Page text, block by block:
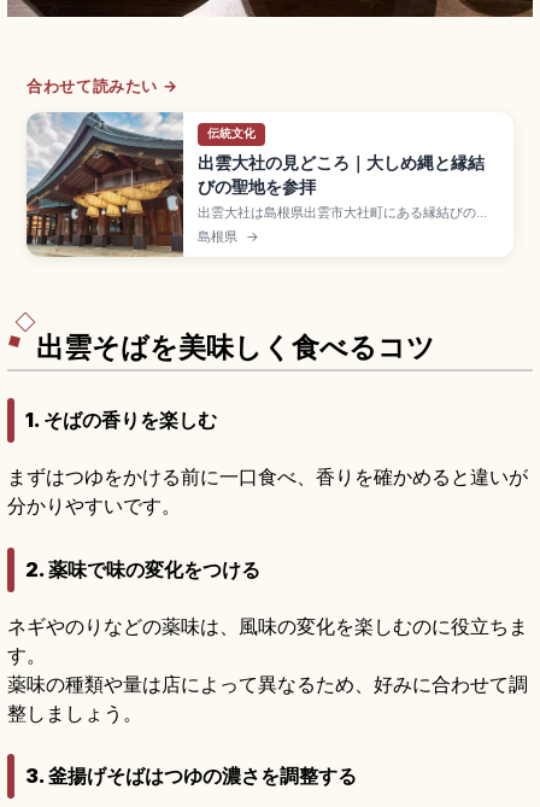
合わせて読みたい →
伝統文化
出雲大社の見どころ｜大しめ縄と縁結
びの聖地を参拝
出雲大社は島根県出雲市大社町にある縁結びの神
様・大国主大神を祀る古社で、「古事記」「日本
書紀」にも記される日本最古級の神社。延享元年
島根県 →
出雲そばを美味しく食べるコツ
1. そばの香りを楽しむ
まずはつゆをかける前に一口食べ、香りを確かめると違いが
分かりやすいです。
2. 薬味で味の変化をつける
ネギやのりなどの薬味は、風味の変化を楽しむのに役立ちま
す。
薬味の種類や量は店によって異なるため、好みに合わせて調
整しましょう。
3. 釜揚げそばはつゆの濃さを調整する